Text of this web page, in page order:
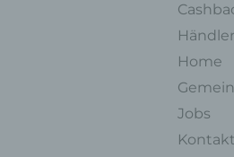
Home
Jobs
Kontakt